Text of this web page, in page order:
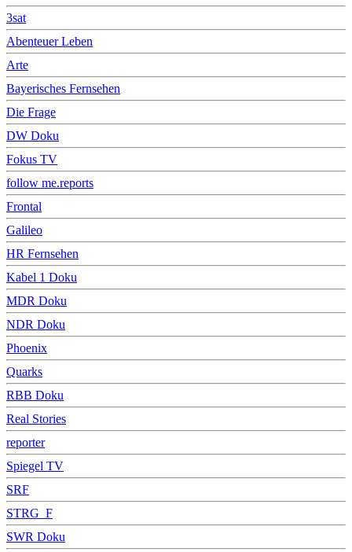
3sat
Abenteuer Leben
Arte
Bayerisches Fernsehen
Die Frage
DW Doku
Fokus TV
follow me.reports
Frontal
Galileo
HR Fernsehen
Kabel 1 Doku
MDR Doku
NDR Doku
Phoenix
Quarks
RBB Doku
Real Stories
reporter
Spiegel TV
SRF
STRG_F
SWR Doku